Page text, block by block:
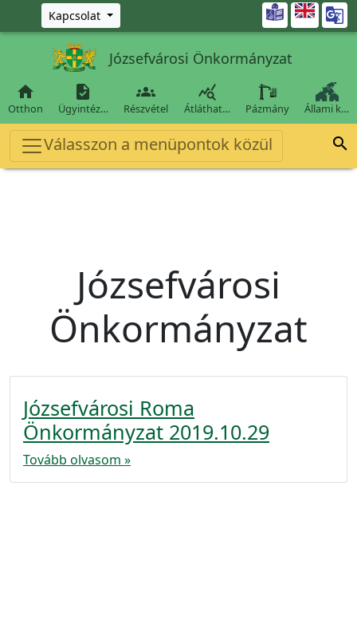
Ugrás a fő tartalomra
Kapcsolat 
Józsefvárosi Önkormányzat

Otthon

Ügyintéz…

Részvétel

Átláthat… Pázmány Állami k…
Válasszon a menüpontok közül 
Józsefvárosi
Önkormányzat
Józsefvárosi Roma
Önkormányzat 2019.10.29
Tovább olvasom »